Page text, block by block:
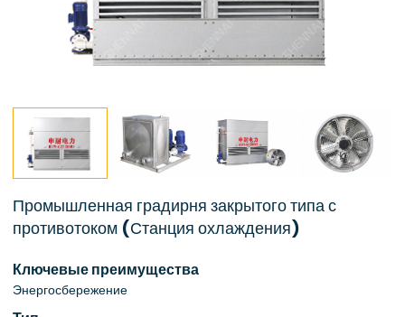
Промышленная градирня закрытого типа с
противотоком (Станция охлаждения)
Ключевые преимущества
Энергосбережение